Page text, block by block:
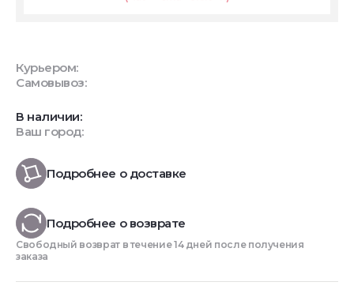
Курьером:
Самовывоз:
В наличии:
Ваш город:
Подробнее о доставке
Подробнее о возврате
Свободный возврат в течение 14 дней после получения
заказа